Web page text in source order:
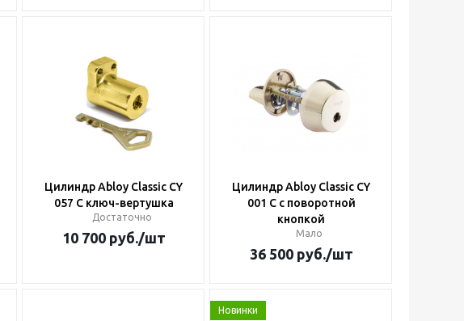
Цилиндр Abloy Classic CY
057 C ключ-вертушка
Достаточно
10 700руб./шт
Цилиндр Abloy Classic CY
001 C с поворотной
кнопкой
Мало
36 500руб./шт
Новинки